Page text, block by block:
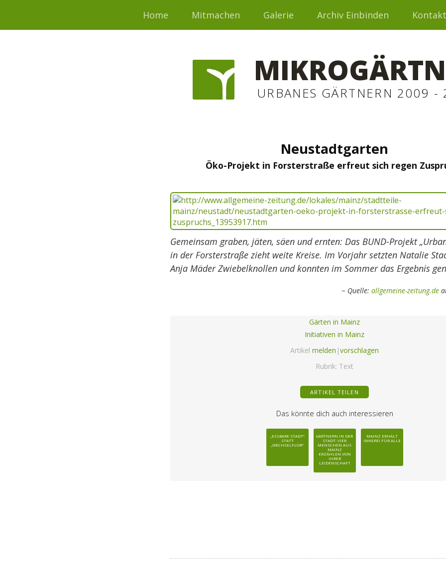
Home Mitmachen Galerie Archiv Einbinden Kontakt
URBANES GÄRTNERN 2009 -
Neustadtgarten
Öko-Projekt in Forsterstraße erfreut sich regen
Gemeinsam graben, jäten, säen und ernten: Das BUND-Projekt
in der Forsterstraße zieht weite Kreise. Im Vorjahr setzten Natalie
Anja Mäder Zwiebelknollen und konnten im Sommer das Ergebnis
Quelle: allgemeine-zeitung.de
Gärten in Mainz
Initiativen in Mainz
Artikel melden |vorschlagen
Rubrik: Text
ARTIKEL TEILEN
Das könnte dich auch interessieren
„ESSBARE STADT“
STATT
„WECHSELFLOR“
GÄRTNERN IN DER
STADT: VIER
MENSCHEN AUS
MAINZ
ERZÄHLEN VON
IHRER
LEIDENSCHAFT
MAINZ ERHÄLT
IMKEREI FÜR ALLE